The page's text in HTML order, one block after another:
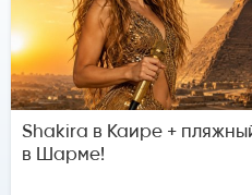
Shakira в Каире +
в Шарме!